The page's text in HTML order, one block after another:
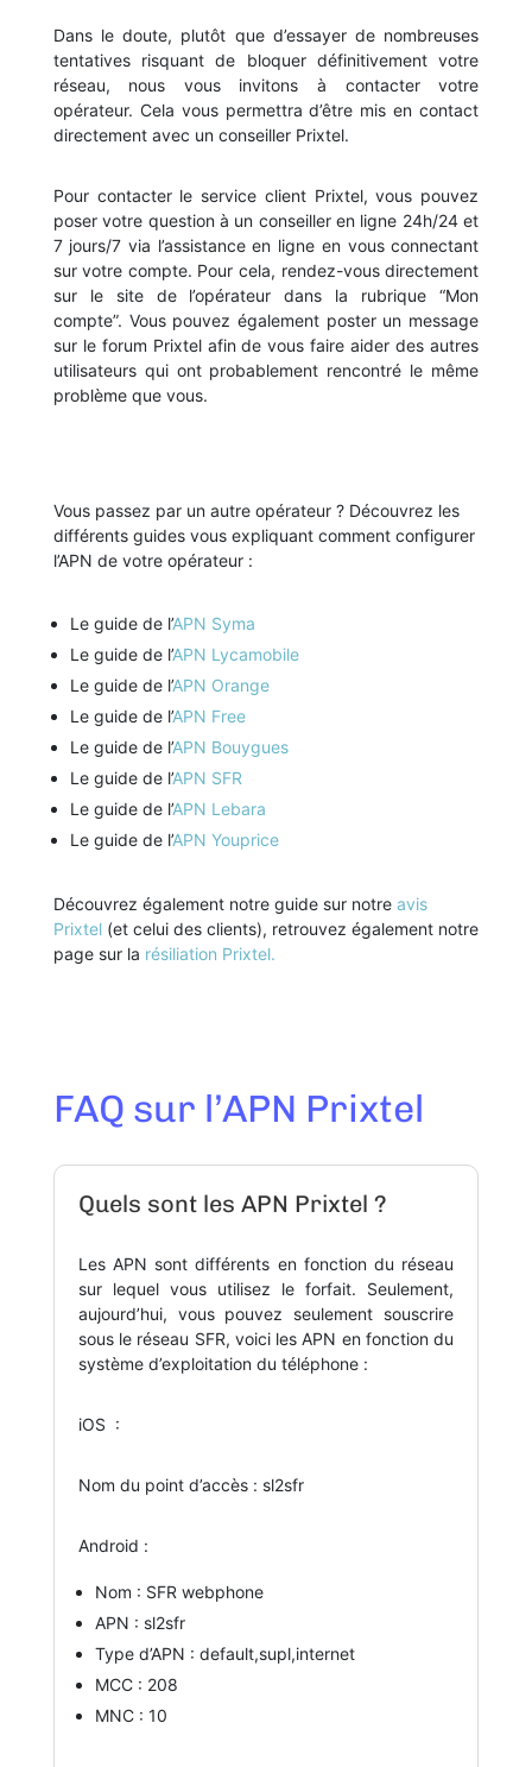
Dans le doute, plutôt que d’essayer de nombreuses
tentatives risquant de bloquer définitivement votre
réseau, nous vous invitons à contacter votre
opérateur. Cela vous permettra d’être mis en contact
directement avec un conseiller Prixtel.
Pour contacter le service client Prixtel, vous pouvez
poser votre question à un conseiller en ligne 24h/24 et
7 jours/7 via l’assistance en ligne en vous connectant
sur votre compte. Pour cela, rendez-vous directement
sur le site de l’opérateur dans la rubrique “Mon
compte”. Vous pouvez également poster un message
sur le forum Prixtel afin de vous faire aider des autres
utilisateurs qui ont probablement rencontré le même
problème que vous.
Vous passez par un autre opérateur ? Découvrez les
différents guides vous expliquant comment configurer
l’APN de votre opérateur :
Le guide de l’APN Syma
Le guide de l’APN Lycamobile
Le guide de l’APN Orange
Le guide de l’APN Free
Le guide de l’APN Bouygues
Le guide de l’APN SFR
Le guide de l’APN Lebara
Le guide de l’APN Youprice
Découvrez également notre guide sur notre avis
Prixtel(et celui des clients), retrouvez également notre
page sur la résiliation Prixtel.
FAQ sur l’APN Prixtel
Quels sont les APN Prixtel ?
Les APN sont différents en fonction du réseau
sur lequel vous utilisez le forfait. Seulement,
aujourd’hui, vous pouvez seulement souscrire
sous le réseau SFR, voici les APN en fonction du
système d’exploitation du téléphone :
iOS :
Nom du point d’accès : sl2sfr
Android :
Nom : SFR webphone
APN : sl2sfr
Type d’APN : default,supl,internet
MCC : 208
MNC : 10